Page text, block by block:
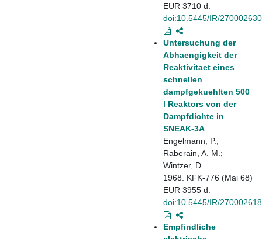
EUR 3710 d.
doi:10.5445/IR/270002630
Untersuchung der
Abhaengigkeit der
Reaktivitaet eines
schnellen
dampfgekuehlten 500
l Reaktors von der
Dampfdichte in
SNEAK-3A
Engelmann, P.;
Raberain, A. M.;
Wintzer, D.
1968. KFK-776 (Mai 68)
EUR 3955 d.
doi:10.5445/IR/270002618
Empfindliche